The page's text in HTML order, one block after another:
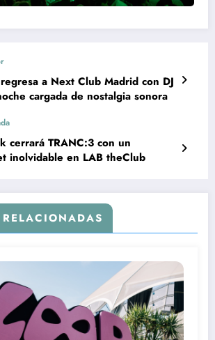
a Next Club Madrid con DJ
cargada de nostalgia sonora
cerrará TRANC:3 con un
inolvidable en LAB theClub